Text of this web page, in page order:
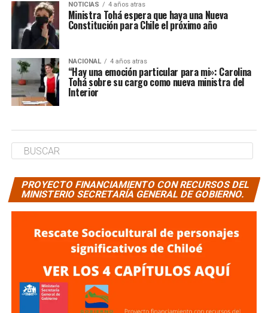
NOTICIAS 4 años atras
Ministra Tohá espera que haya una Nueva
Constitución para Chile el próximo año
NACIONAL 4 años atras
“Hay una emoción particular para mi»: Carolina
Tohá sobre su cargo como nueva ministra del
Interior
PROYECTO FINANCIAMIENTO CON RECURSOS DEL
MINISTERIO SECRETARÍA GENERAL DE GOBIERNO.